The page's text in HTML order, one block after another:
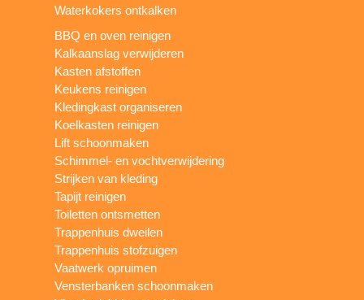
Waterkokers ontkalken
BBQ en oven reinigen
Kalkaanslag verwijderen
Kasten afstoffen
Keukens reinigen
Kledingkast organiseren
Koelkasten reinigen
Lift schoonmaken
Schimmel- en vochtverwijdering
Strijken van kleding
Tapijt reinigen
Toiletten ontsmetten
Trappenhuis dweilen
Trappenhuis stofzuigen
Vaatwerk opruimen
Vensterbanken schoonmaken